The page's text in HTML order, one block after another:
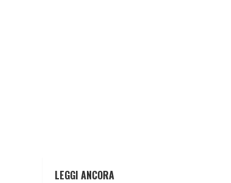
LEGGI ANCORA